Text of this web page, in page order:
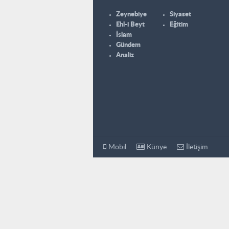
Zeynebiye
Ehl-i Beyt
İslam
Gündem
Analiz
Siyaset
Eğitim
Mobil Künye İletişim